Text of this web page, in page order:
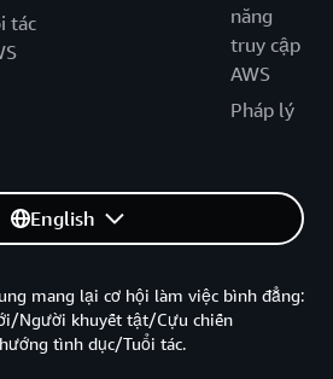
tác
năng
truy cập
AWS
Pháp lý
English
mang lại cơ hội làm việc bình đẳng:
Người khuyết tật/Cựu chiến
tình dục/Tuổi tác.